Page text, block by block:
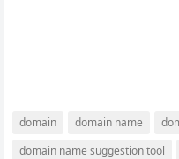
domain domain name
domain name suggestion tool